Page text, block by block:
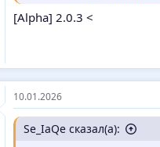
[Alpha] 2.0.3 <
10.01.2026
Se_IaQe сказал(а):